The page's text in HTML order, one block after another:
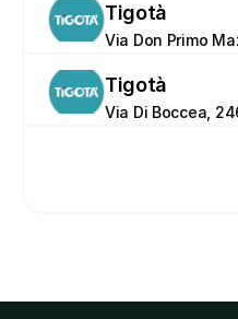
Tigotà
Via Don Primo
Tigotà
Via Di Boccea,